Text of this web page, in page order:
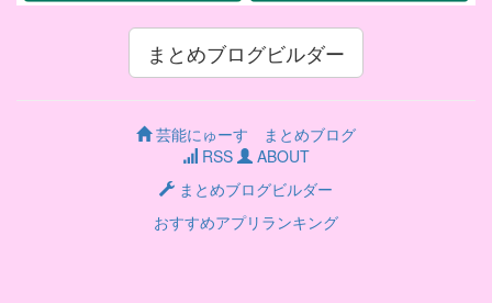
まとめブログビルダー
芸能にゅーす まとめブログ
RSS
ABOUT
まとめブログビルダー
おすすめアプリランキング